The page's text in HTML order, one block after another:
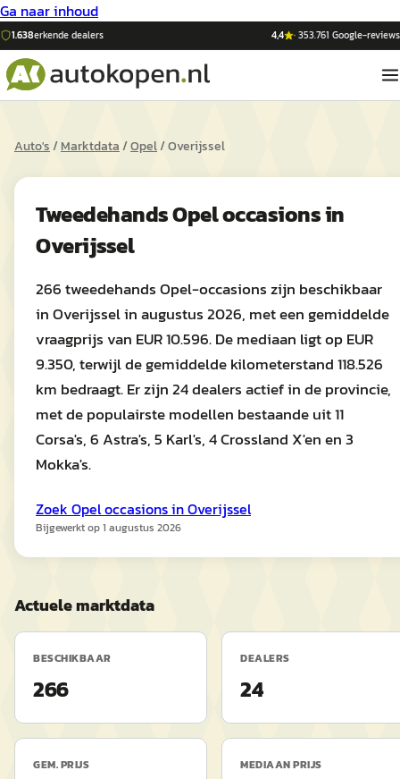
Ga naar inhoud
1.638erkende dealers 4,4 ·353.761 Google-reviews
Auto's/Marktdata/Opel/Overijssel
TweedehandsOpeloccasions in
Overijssel
266 tweedehands Opel-occasions zijn beschikbaar
in Overijssel in augustus 2026, met een gemiddelde
vraagprijs van EUR 10.596. De mediaan ligt op EUR
9.350, terwijl de gemiddelde kilometerstand 118.526
km bedraagt. Er zijn 24 dealers actief in de provincie,
met de populairste modellen bestaande uit 11
Corsa's, 6 Astra's, 5 Karl's, 4 Crossland X'en en 3
Mokka's.
Zoek Opeloccasions inOverijssel
Bijgewerkt op1 augustus 2026
Actuele marktdata
BESCHIKBAAR
266
DEALERS
24
GEM. PRIJS MEDIAAN PRIJS